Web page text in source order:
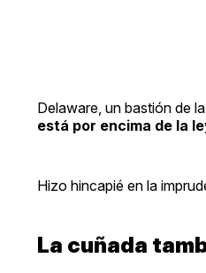
Delaware, un bastión de
está por encima de la
Hizo hincapié en la
La cuñada